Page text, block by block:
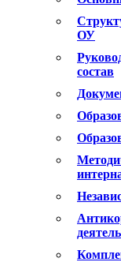
ОУ
состав